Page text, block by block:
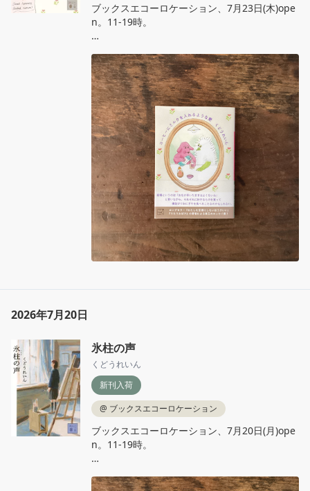
ブックスエコーロケーション、7月23日(木)ope
n。11‐19時。
な愛』講談社文庫
レストランで向かい合う恋、好きなものを買っ
て横並びで食べる結婚。あらたな節目の一日も
やさしく包み込む傑作エッセイ。サイン本が入
荷しました！
2026年7月20日
氷柱の声
くどうれいん
新刊入荷
@ ブックスエコーロケーション
ブックスエコーロケーション、7月20日(月)ope
n。11‐19時。
語れないと思っていたこと。言葉にできなかっ